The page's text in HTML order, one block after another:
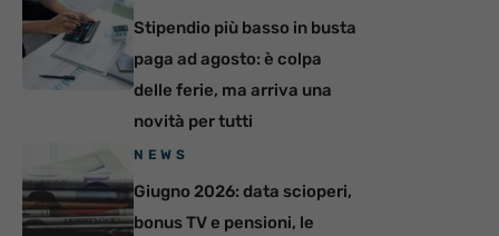
Stipendio più basso in busta
paga ad agosto: è colpa
delle ferie, ma arriva una
novità per tutti
NEWS
Giugno 2026: data scioperi,
bonus TV e pensioni, le